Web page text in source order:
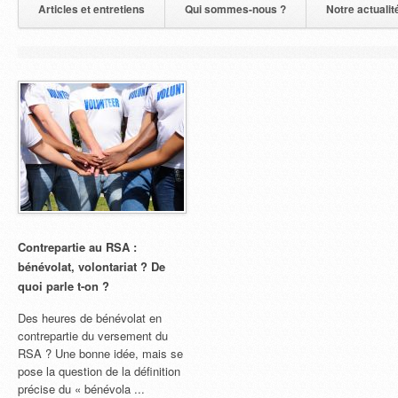
Articles et entretiens Qui sommes-nous ? Notre
Contrepartie au RSA :
bénévolat, volontariat ? De
quoi parle t-on ?
Des heures de bénévolat en
contrepartie du versement du
RSA ? Une bonne idée, mais se
pose la question de la définition
précise du « bénévola ...